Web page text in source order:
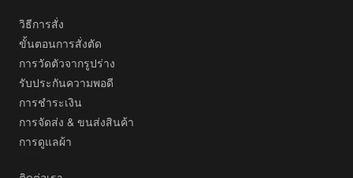
วิธีการสั่ง
ขั้นตอนการสั่งตัด
การวัดตัวจากรูปร่าง
รับประกันความพอดี
การชำระเงิน
การจัดส่ง & ขนส่งสินค้า
การดูแลผ้า